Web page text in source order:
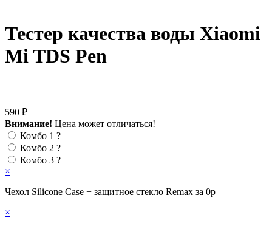
Тестер качества воды Xiaomi
Mi TDS Pen
590 ₽
Внимание! Цена может отличаться!
Комбо 1 ?
Комбо 2 ?
Комбо 3 ?
×
Чехол Silicone Case + защитное стекло Remax за 0р
×